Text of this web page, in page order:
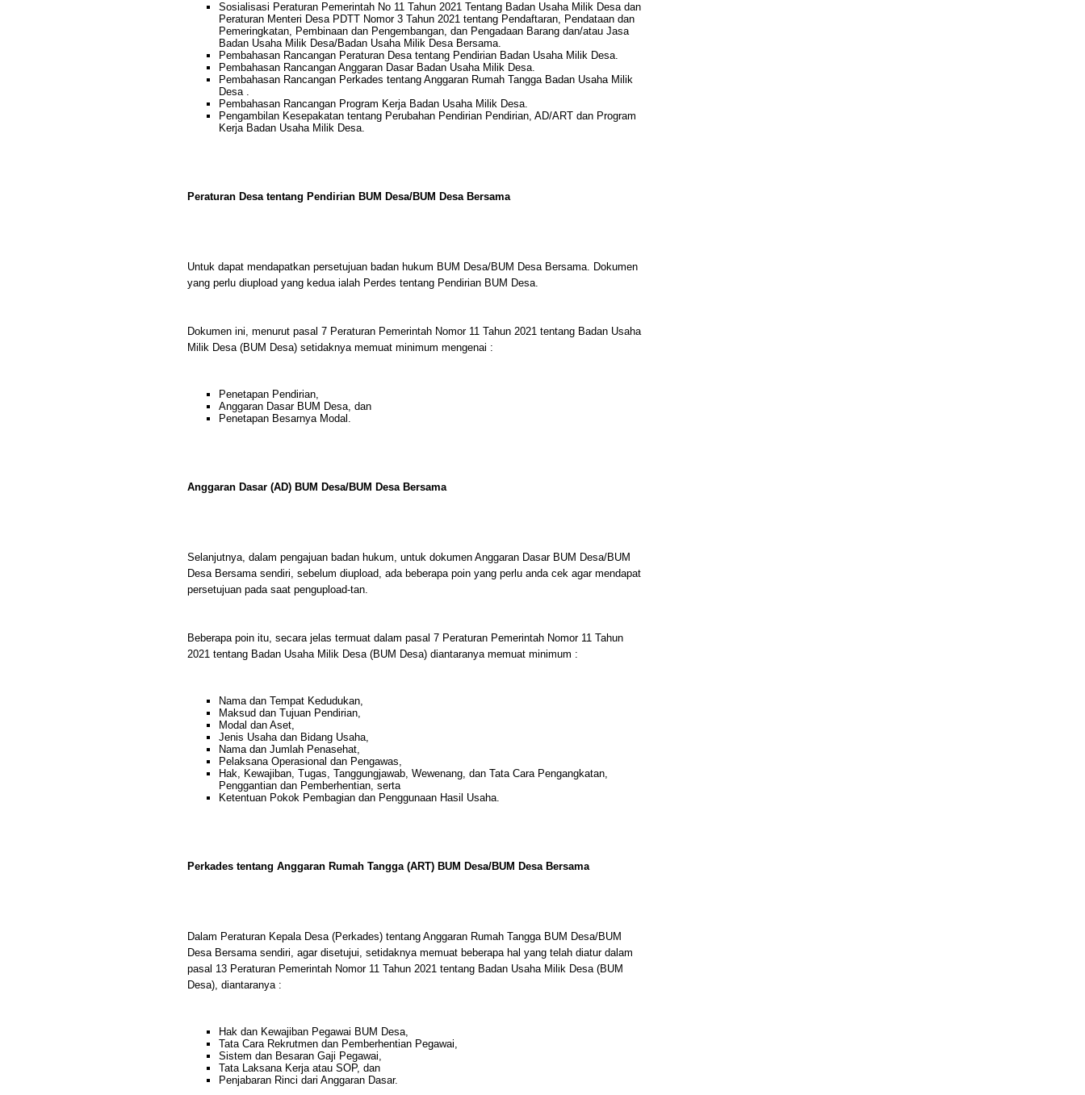
Sosialisasi Peraturan Pemerintah No 11 Tahun 2021 Tentang Badan Usaha Milik Desa dan
Peraturan Menteri Desa PDTT Nomor 3 Tahun 2021 tentang Pendaftaran, Pendataan dan
Pemeringkatan, Pembinaan dan Pengembangan, dan Pengadaan Barang dan/atau Jasa
Badan Usaha Milik Desa/Badan Usaha Milik Desa Bersama.
Pembahasan Rancangan Peraturan Desa tentang Pendirian Badan Usaha Milik Desa.
Pembahasan Rancangan Anggaran Dasar Badan Usaha Milik Desa.
Pembahasan Rancangan Perkades tentang Anggaran Rumah Tangga Badan Usaha Milik
Desa .
Pembahasan Rancangan Program Kerja Badan Usaha Milik Desa.
Pengambilan Kesepakatan tentang Perubahan Pendirian Pendirian, AD/ART dan Program
Kerja Badan Usaha Milik Desa.
Peraturan Desa tentang Pendirian BUM Desa/BUM Desa Bersama
Untuk dapat mendapatkan persetujuan badan hukum BUM Desa/BUM Desa Bersama. Dokumen
yang perlu diupload yang kedua ialah Perdes tentang Pendirian BUM Desa.
Dokumen ini, menurut pasal 7 Peraturan Pemerintah Nomor 11 Tahun 2021 tentang Badan Usaha
Milik Desa (BUM Desa) setidaknya memuat minimum mengenai :
Penetapan Pendirian,
Anggaran Dasar BUM Desa, dan
Penetapan Besarnya Modal.
Anggaran Dasar (AD) BUM Desa/BUM Desa Bersama
Selanjutnya, dalam pengajuan badan hukum, untuk dokumen Anggaran Dasar BUM Desa/BUM
Desa Bersama sendiri, sebelum diupload, ada beberapa poin yang perlu anda cek agar mendapat
persetujuan pada saat pengupload-tan.
Beberapa poin itu, secara jelas termuat dalam pasal 7 Peraturan Pemerintah Nomor 11 Tahun
2021 tentang Badan Usaha Milik Desa (BUM Desa) diantaranya memuat minimum :
Nama dan Tempat Kedudukan,
Maksud dan Tujuan Pendirian,
Modal dan Aset,
Jenis Usaha dan Bidang Usaha,
Nama dan Jumlah Penasehat,
Pelaksana Operasional dan Pengawas,
Hak, Kewajiban, Tugas, Tanggungjawab, Wewenang, dan Tata Cara Pengangkatan,
Penggantian dan Pemberhentian, serta
Ketentuan Pokok Pembagian dan Penggunaan Hasil Usaha.
Perkades tentang Anggaran Rumah Tangga (ART) BUM Desa/BUM Desa Bersama
Dalam Peraturan Kepala Desa (Perkades) tentang Anggaran Rumah Tangga BUM Desa/BUM
Desa Bersama sendiri, agar disetujui, setidaknya memuat beberapa hal yang telah diatur dalam
pasal 13 Peraturan Pemerintah Nomor 11 Tahun 2021 tentang Badan Usaha Milik Desa (BUM
Desa), diantaranya :
Hak dan Kewajiban Pegawai BUM Desa,
Tata Cara Rekrutmen dan Pemberhentian Pegawai,
Sistem dan Besaran Gaji Pegawai,
Tata Laksana Kerja atau SOP, dan
Penjabaran Rinci dari Anggaran Dasar.